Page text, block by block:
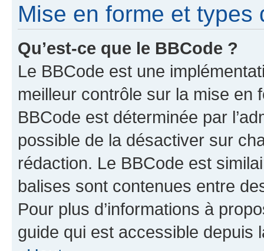
Mise en forme et types
Qu’est-ce que le BBCode ?
Le BBCode est une
meilleur contrôle sur la mise en
BBCode est déterminée par
possible de la désactiver sur
rédaction. Le BBCode est
balises sont contenues entre
Pour plus d’informations à
guide qui est accessible depuis